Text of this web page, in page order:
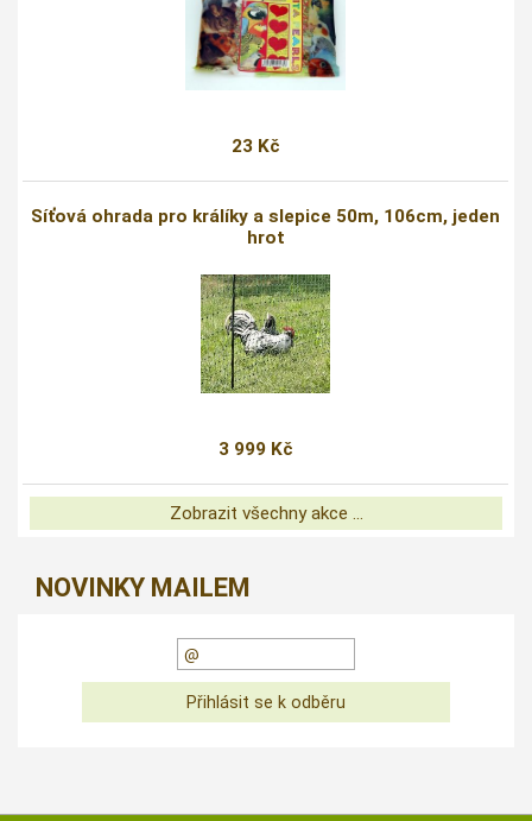
23 Kč
Síťová ohrada pro králíky a slepice 50m, 106cm, jeden
hrot
3 999 Kč
Zobrazit všechny akce ...
NOVINKY MAILEM